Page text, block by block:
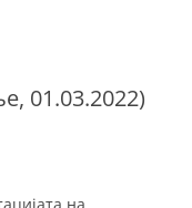
01.03.2022)